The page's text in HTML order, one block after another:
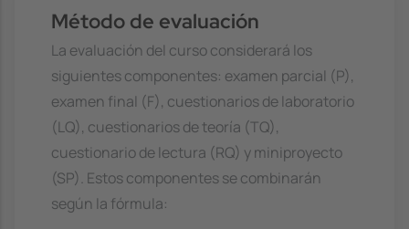
Método de evaluación
La evaluación del curso considerará los
siguientes componentes: examen parcial (P),
examen final (F), cuestionarios de laboratorio
(LQ), cuestionarios de teoría (TQ),
cuestionario de lectura (RQ) y miniproyecto
(SP). Estos componentes se combinarán
según la fórmula: